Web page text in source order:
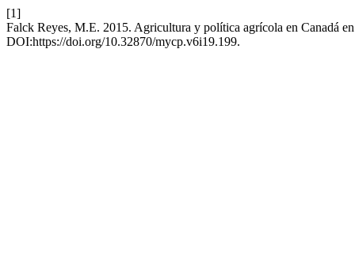
[1]
Falck Reyes, M.E. 2015. Agricultura y política agrícola en Canadá
DOI:https://doi.org/10.32870/mycp.v6i19.199.